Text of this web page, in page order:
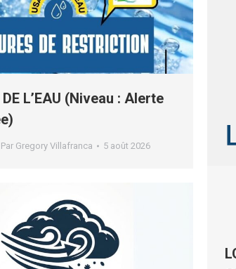
DE L’EAU (Niveau : Alerte
Par Gregory Villafranca 5 août 2026